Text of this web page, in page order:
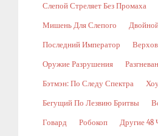
Слепой Стреляет Без Промаха
Мишень Для Слепого
Последний Император
Оружие Разрушения
Бэтмэн: По Следу Спектра
Бегущий По Лезвию Бритвы
Говард Робокоп Другие 48